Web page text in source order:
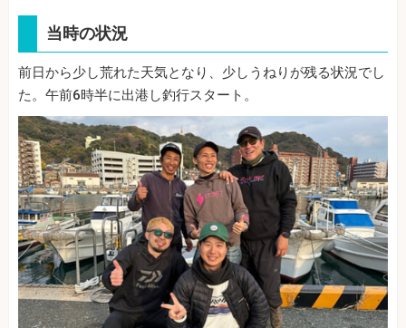
当時の状況
前日から少し荒れた天気となり、少しうねりが残る状況でし
た。午前6時半に出港し釣行スタート。